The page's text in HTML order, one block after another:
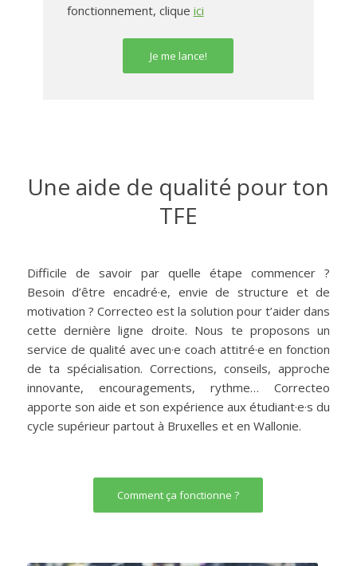
fonctionnement, clique ici
Je me lance!
Une aide de qualité pour ton
TFE
Difficile de savoir par quelle étape commencer ?
Besoin d’être encadré·e, envie de structure et de
motivation ? Correcteo est la solution pour t’aider dans
cette dernière ligne droite. Nous te proposons un
service de qualité avec un·e coach attitré·e en fonction
de ta spécialisation. Corrections, conseils, approche
innovante, encouragements, rythme… Correcteo
apporte son aide et son expérience aux étudiant·e·s du
cycle supérieur partout à Bruxelles et en Wallonie.
Comment ça fonctionne ?